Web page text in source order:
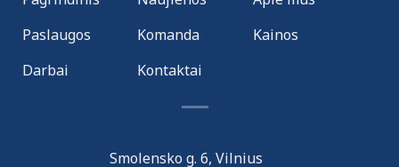
Paslaugos
Komanda
Kainos
Darbai
Kontaktai
Smolensko g. 6, Vilnius